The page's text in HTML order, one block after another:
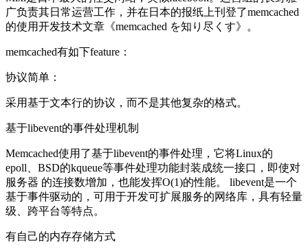
广负责其日常运营工作，并在日本的报纸上刊登了memcached
的使用开发技术文章《memcached を知り尽くす》。
memcached有如下feature：
协议简单：
采用基于文本行的协议，而不是其他复杂的格式。
基于libevent的事件处理机制
Memcached使用了基于libevent的事件处理，它将Linux的
epoll、BSD的kqueue等事件处理功能封装成统一接口，即使对
服务器 的连接数增加，也能发挥O(1)的性能。 libevent是一个
基于事件驱动的，可用于开发可扩展服务的网络库，具有轻量
级、跨平台等特点。
有自己的内存存储方式